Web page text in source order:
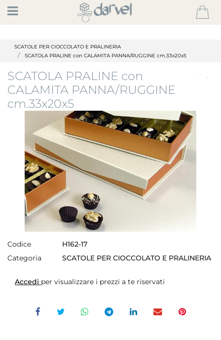
Open
SCATOLE PER CIOCCOLATO E PRALINERIA
SCATOLA PRALINE con CALAMITA PANNA/RUGGINE cm.33x20x5
SCATOLA PRALINE con
CALAMITA PANNA/RUGGINE
cm.33x20x5
Codice
H162-17
Categoria
SCATOLE PER CIOCCOLATO E PRALINERIA
Accedi per visualizzare i prezzi a te riservati